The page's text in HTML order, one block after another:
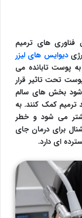
فناوری های ترمیم
دیوایس های لیزر
پوست تابانده می
تحت تاثیر قرار
شود بخش های سالم
ترمیم کمک کنند. به
می شود و خطر
برای درمان جای
ای دارد.